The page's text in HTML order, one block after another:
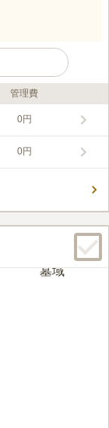
、境内の広く深い
ですが、現代的なデ
ない方でもお申込
ゆったりとお過ごし
管理費
0円
0円